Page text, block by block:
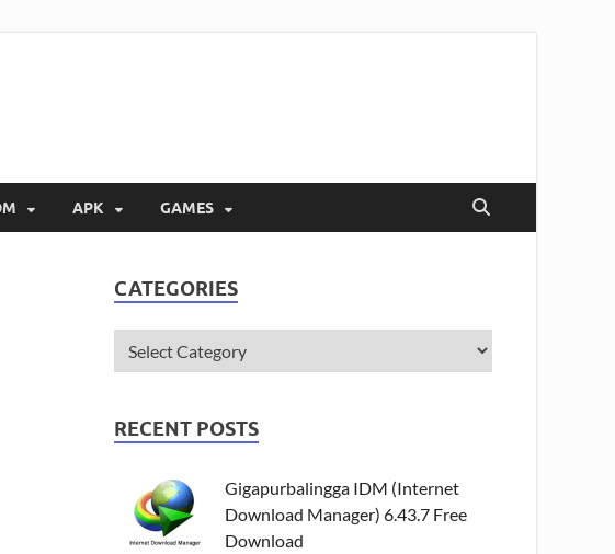
APK GAMES
CATEGORIES
RECENT POSTS
Gigapurbalingga IDM (Internet
Download Manager) 6.43.7 Free
Download